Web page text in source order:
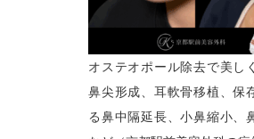
オステオポール除去で美し
鼻尖形成、耳軟骨移植、保
る鼻中隔延長、小鼻縮小、